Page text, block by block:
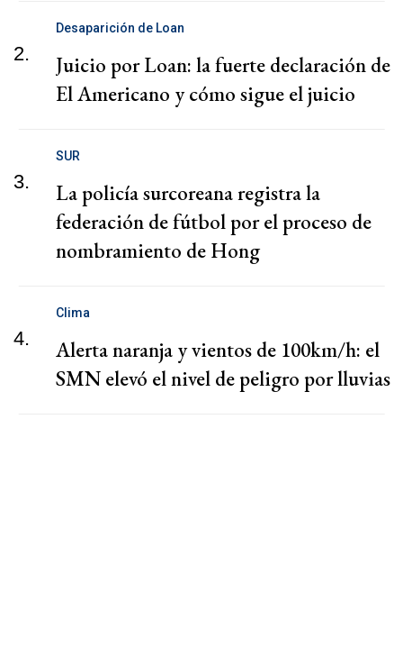
2.
Desaparición de Loan
Juicio por Loan: la fuerte declaración de
El Americano y cómo sigue el juicio
3.
SUR
La policía surcoreana registra la
federación de fútbol por el proceso de
nombramiento de Hong
4.
Clima
Alerta naranja y vientos de 100km/h: el
SMN elevó el nivel de peligro por lluvias